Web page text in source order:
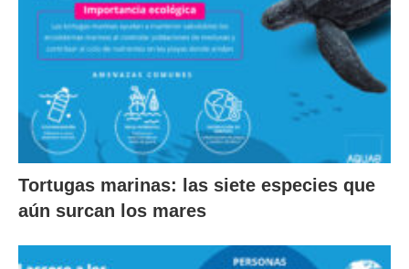
Tortugas marinas: las siete especies que
aún surcan los mares